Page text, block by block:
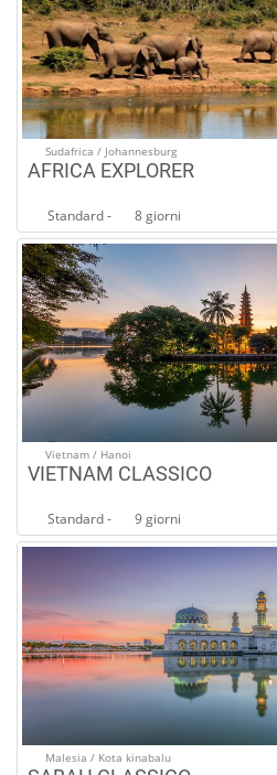
Sudafrica / Johannesburg
AFRICA EXPLORER
Standard - 8 giorni
Vietnam / Hanoi
VIETNAM CLASSICO
Standard - 9 giorni
Malesia / Kota kinabalu